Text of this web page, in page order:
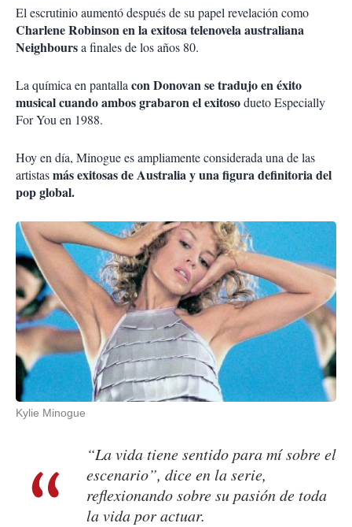
El escrutinio aumentó después de su papel revelación como
Charlene Robinson en la exitosa telenovela australiana
Neighboursa finales de los años 80.
La química en pantallacon Donovan se tradujo en éxito
musical cuando ambos grabaron el exitosodueto Especially
For You en 1988.
Hoy en día, Minogue es ampliamente considerada una de las
artistasmás exitosas de Australia y una figura definitoria del
pop global.
Kylie Minogue
“La vida tiene sentido para mí sobre el
escenario”, dice en la serie,
reflexionando sobre su pasión de toda
la vida por actuar.